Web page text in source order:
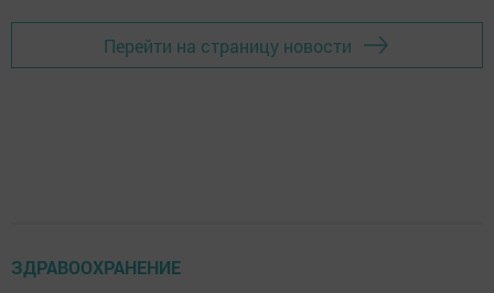
Перейти на страницу новости
ЗДРАВООХРАНЕНИЕ